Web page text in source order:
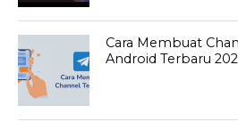
Cara Membuat
Android Terbaru